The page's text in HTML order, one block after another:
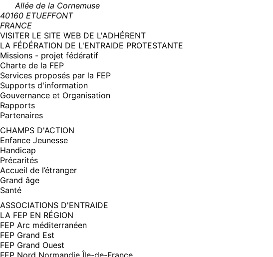
Allée de la Cornemuse
40160 ETUEFFONT
FRANCE
VISITER LE SITE WEB DE L'ADHÉRENT(NOUVELLE
FENÊTRE)
LA FÉDÉRATION DE L'ENTRAIDE PROTESTANTE
Missions - projet fédératif
Charte de la FEP
Services proposés par la FEP
Supports d'information
Gouvernance et Organisation
Rapports
Partenaires
CHAMPS D'ACTION
Enfance Jeunesse
Handicap
Précarités
Accueil de l’étranger
Grand âge
Santé
ASSOCIATIONS D'ENTRAIDE
LA FEP EN RÉGION
FEP Arc méditerranéen
FEP Grand Est
FEP Grand Ouest
FEP Nord Normandie Île-de-France